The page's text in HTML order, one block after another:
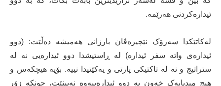
ئیدارەکردنی هەرێمە.
لەکاتێکدا سەرۆک نێچیرەڤان بارزانی هەمیشە دەڵێت: (دوو
ئیدارەی واتە سفر ئیدارە) لە ڕاستیشدا دوو ئیدارەیی نە لە
ستراتیج و نە لە تاکتیکی پارتی و یەکێتیدا نییە. بۆیە هیچکەس و
هیچ میدیایەک خەون بە دوو ئیدارەییەوە نەبینێت، چونکە زۆر